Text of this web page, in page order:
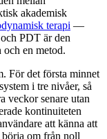
akademisk
terapi —
PDT är den
en metod.
För det första minnet
i tre nivåer, så
veckor senare utan
kontinuiteten
att känna att
börja om från noll